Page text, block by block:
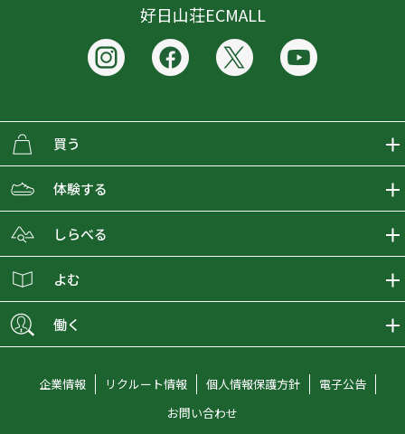
好日山荘ECMALL
買う
ECMALLの商品をさがす
取り扱いブランド一覧
ショップブログ
会員募集
体験する
おとな女子登山部
グラビティリサーチ
しらべる
登山レポート
オンラインコンシェルジュ
よむ
好日山荘マガジン
働く
企業情報 リクルート情報 個人情報保護方針
電子公告
お問い合わせ